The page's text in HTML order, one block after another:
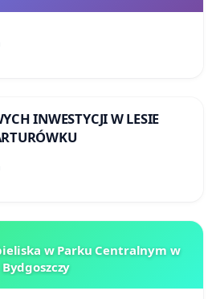
INWESTYCJI W LESIE
w Parku Centralnym w
Bydgoszczy